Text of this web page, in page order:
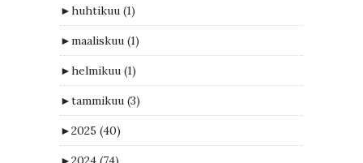
►huhtikuu (1)
►maaliskuu (1)
►helmikuu (1)
►tammikuu (3)
►2025 (40)